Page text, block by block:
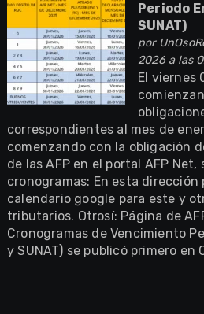
Periodo
SUNAT)
por
2026 a las
El
correspondientes al mes de
comenzando con la obligación
de las AFP en el portal AFP
cronogramas: En esta dirección
calendario google para este y
tributarios. Otrosí: Página de
Cronogramas de Vencimiento
y SUNAT) se publicó primero en